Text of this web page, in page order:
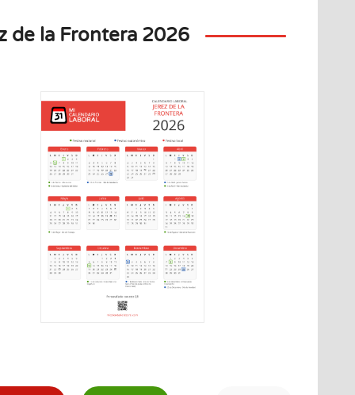
de la Frontera 2026
Martes
Inmaculada Concepción
Festivo nacional